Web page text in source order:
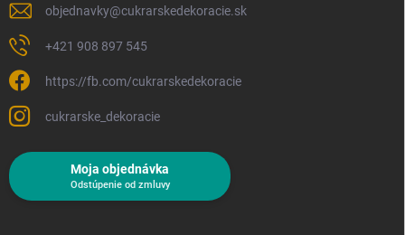
objednavky@cukrarskedekoracie.sk
+421 908 897 545
https://fb.com/cukrarskedekoracie
cukrarske_dekoracie
Moja objednávka
Odstúpenie od zmluvy